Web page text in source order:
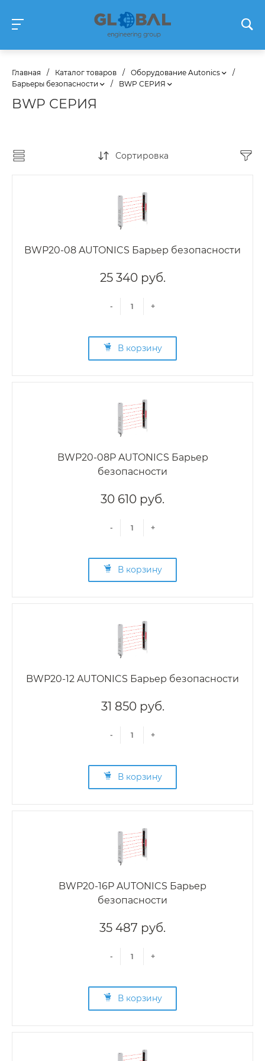
Главная / Каталог товаров / Оборудование Autonics
/
Барьеры безопасности
/ BWP СЕРИЯ
BWP СЕРИЯ
Сортировка
BWP20-08 AUTONICS Барьер безопасности
25 340 руб.
- +
В корзину
BWP20-08P AUTONICS Барьер
безопасности
30 610 руб.
- +
В корзину
BWP20-12 AUTONICS Барьер безопасности
31 850 руб.
- +
В корзину
BWP20-16P AUTONICS Барьер
безопасности
35 487 руб.
- +
В корзину